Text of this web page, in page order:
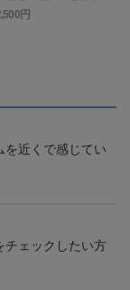
タオルマフラー
円
を近くで感じてい
チェックしたい方